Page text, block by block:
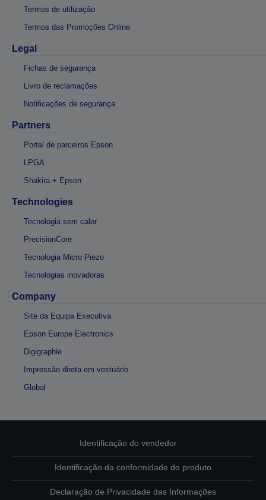
Termos de utilização
Termos das Promoções Online
Legal
Fichas de segurança
Livro de reclamações
Notificações de segurança
Partners
Portal de parceiros Epson
LPGA
Shakira + Epson
Technologies
Tecnologia sem calor
PrecisionCore
Tecnologia Micro Piezo
Tecnologias inovadoras
Company
Site da Equipa Executiva
Epson Europe Electronics
Digigraphie
Impressão direta em vestuário
Global
Identificação do vendedor
Identificação da conformidade do produto
Declaração de Privacidade das Informações